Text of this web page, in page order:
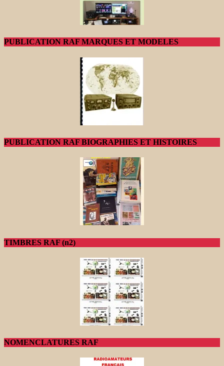
PUBLICATION RAF MARQUES ET MODELES
PUBLICATION RAF BIOGRAPHIES ET HISTOIRES
TIMBRES RAF (n2)
NOMENCLATURES RAF